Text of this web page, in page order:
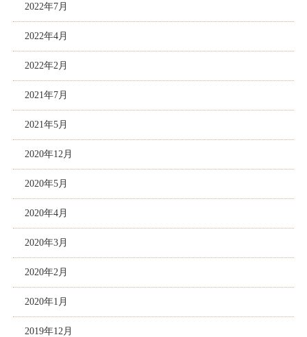
2022年7月
2022年4月
2022年2月
2021年7月
2021年5月
2020年12月
2020年5月
2020年4月
2020年3月
2020年2月
2020年1月
2019年12月